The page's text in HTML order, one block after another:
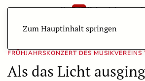
Zum Hauptinhalt springen
FRÜHJAHRSKONZERT DES
Als das Licht